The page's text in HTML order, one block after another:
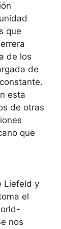
que
de los
de
esta
de otras
que
Liefeld y
el
nos